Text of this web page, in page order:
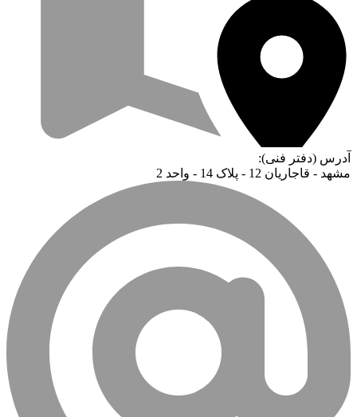
آدرس (دفتر فنی):
مشهد - قاجاریان 12 - پلاک 14 - واحد 2